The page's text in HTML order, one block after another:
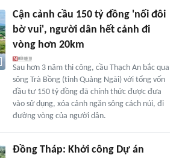
Cận cảnh cầu 150 tỷ đồng 'nối đôi
bờ vui', người dân hết cảnh đi
vòng hơn 20km
Sau hơn 3 năm thi công, cầu Thạch An bắc qua
sông Trà Bồng (tỉnh Quảng Ngãi) với tổng vốn
đầu tư 150 tỷ đồng đã chính thức được đưa
vào sử dụng, xóa cảnh ngăn sông cách núi, đi
đường vòng của người dân.
Đồng Tháp: Khởi công Dự án